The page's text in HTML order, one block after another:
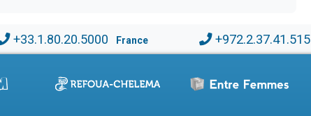
+33.1.80.20.5000 France +972.2.37.41.515